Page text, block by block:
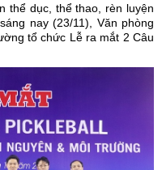
thể dục, thể thao, rèn luyện
nay (23/11), Văn phòng
tổ chức Lễ ra mắt 2 Câu